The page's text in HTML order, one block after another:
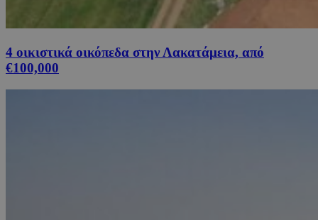
4 οικιστικά οικόπεδα στην Λακατάμεια, από
€100,000